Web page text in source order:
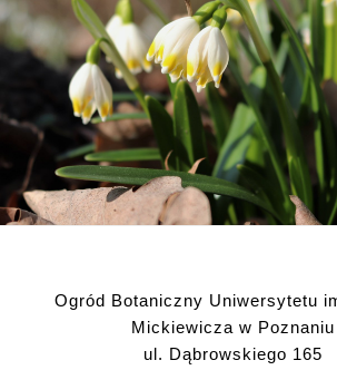
Ogród Botaniczny Uniwersytetu
Mickiewicza w Poznaniu
ul. Dąbrowskiego 165